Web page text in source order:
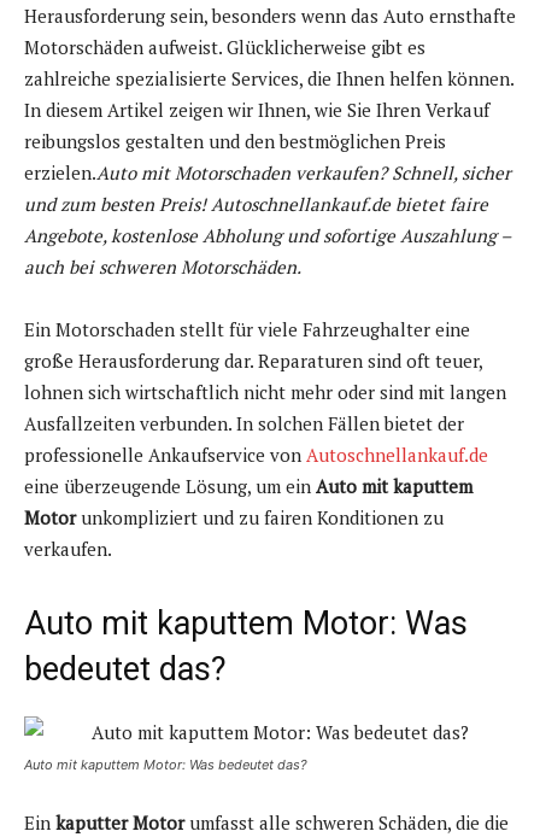
Herausforderung sein, besonders wenn das Auto ernsthafte
Motorschäden aufweist. Glücklicherweise gibt es
zahlreiche spezialisierte Services, die Ihnen helfen können.
In diesem Artikel zeigen wir Ihnen, wie Sie Ihren Verkauf
reibungslos gestalten und den bestmöglichen Preis
erzielen.Auto mit Motorschaden verkaufen? Schnell, sicher
und zum besten Preis! Autoschnellankauf.de bietet faire
Angebote, kostenlose Abholung und sofortige Auszahlung –
auch bei schweren Motorschäden.
Ein Motorschaden stellt für viele Fahrzeughalter eine
große Herausforderung dar. Reparaturen sind oft teuer,
lohnen sich wirtschaftlich nicht mehr oder sind mit langen
Ausfallzeiten verbunden. In solchen Fällen bietet der
professionelle Ankaufservice von Autoschnellankauf.de
eine überzeugende Lösung, um ein Auto mit kaputtem
Motorunkompliziert und zu fairen Konditionen zu
verkaufen.
Auto mit kaputtem Motor: Was
bedeutet das?
Auto mit kaputtem Motor: Was bedeutet das?
Ein kaputter Motorumfasst alle schweren Schäden, die die